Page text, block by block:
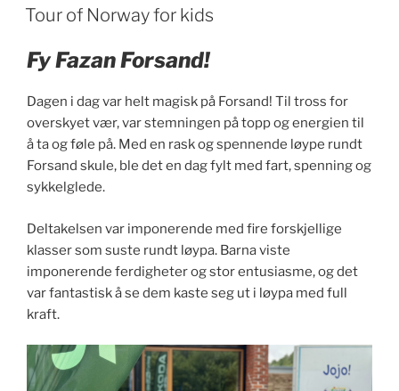
Tour of Norway for kids
Fy Fazan Forsand!
Dagen i dag var helt magisk på Forsand! Til tross for
overskyet vær, var stemningen på topp og energien til
å ta og føle på. Med en rask og spennende løype rundt
Forsand skule, ble det en dag fylt med fart, spenning og
sykkelglede.
Deltakelsen var imponerende med fire forskjellige
klasser som suste rundt løypa. Barna viste
imponerende ferdigheter og stor entusiasme, og det
var fantastisk å se dem kaste seg ut i løypa med full
kraft.